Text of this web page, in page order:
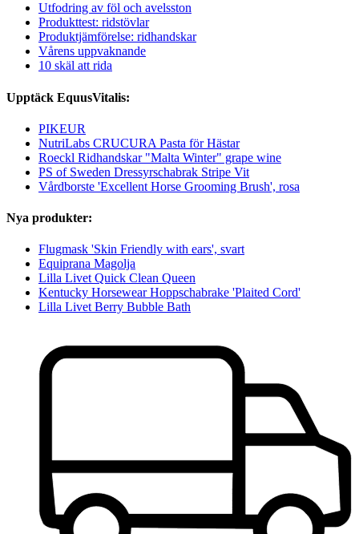
Utfodring av föl och avelsston
Produkttest: ridstövlar
Produktjämförelse: ridhandskar
Vårens uppvaknande
10 skäl att rida
Upptäck EquusVitalis:
PIKEUR
NutriLabs CRUCURA Pasta för Hästar
Roeckl Ridhandskar "Malta Winter" grape wine
PS of Sweden Dressyrschabrak Stripe Vit
Vårdborste 'Excellent Horse Grooming Brush', rosa
Nya produkter:
Flugmask 'Skin Friendly with ears', svart
Equiprana Magolja
Lilla Livet Quick Clean Queen
Kentucky Horsewear Hoppschabrake 'Plaited Cord'
Lilla Livet Berry Bubble Bath